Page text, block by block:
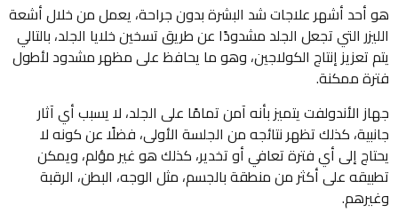
هو أحد أشهر علاجات شد البشرة بدون جراحة، يعمل من خلال أشعة
الليزر التي تجعل الجلد مشدودًا عن طريق تسخين خلايا الجلد، بالتالي
يتم تعزيز إنتاج الكولاجين، وهو ما يحافظ على مظهر مشدود لأطول
فترة ممكنة.
جهاز الأندولفت يتميز بأنه آمن تمامًا على الجلد، لا يسبب أي آثار
جانبية، كذلك تظهر نتائجه من الجلسة الأولى، فضلًا عن كونه لا
يحتاج إلى أي فترة تعافي أو تخدير، كذلك هو غير مؤلم، ويمكن
تطبيقه على أكثر من منطقة بالجسم، مثل الوجه، البطن، الرقبة
وغيرهم.